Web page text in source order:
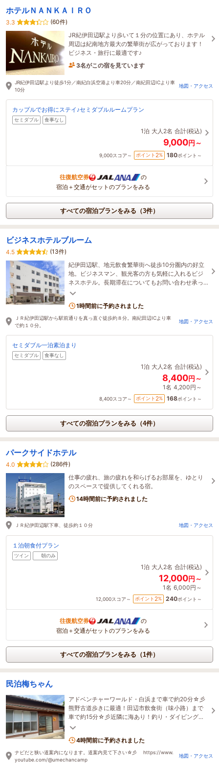
ホテルＮＡＮＫＡＩＲＯ
3.3
(60件)
JR紀伊田辺駅より歩いて１分の位置にあり、ホテル
周辺は紀南地方最大の繁華街が広がっております！
ビジネス・旅行に最適です♪
3名がこの宿を見ています
JR紀伊田辺駅より徒歩1分／南紀白浜空港より車20分／南紀田辺ICより車
10分
地図・アクセス
カップルでお得にステイ♪セミダブルルームプラン
セミダブル 食事なし
1泊 大人2名 合計(税込)
9,000円～
9,000スコア～ ポイント 2% 180ポイント～
往復航空券
の
宿泊＋交通がセットのプランをみる
すべての宿泊プランをみる（3件）
ビジネスホテルブルーム
4.5
(13件)
紀伊田辺駅、地元飲食繁華街へ徒歩10分圏内の好立
地。ビジネスマン、観光客の方も気軽に入れるビジ
ネスホテル。長期滞在についてもお問い合わせ承っ
ております。2024年10月リニューアル
1時間前に予約されました
ＪＲ紀伊田辺駅から駅前通りを真っ直ぐ徒歩約８分。南紀田辺ICより車
で約１０分。
地図・アクセス
セミダブル一泊素泊まり
セミダブル 食事なし
1泊 大人2名 合計(税込)
8,400円～
1名 4,200円～
8,400スコア～ ポイント 2% 168ポイント～
すべての宿泊プランをみる（4件）
パークサイドホテル
4.0
(286件)
仕事の疲れ、旅の疲れを和らげるお部屋を、ゆとり
のスペースで提供してくれる宿。
14時間前に予約されました
ＪＲ紀伊田辺駅下車、徒歩約１０分 地図・アクセス
１泊朝食付プラン
ツイン 朝のみ
1泊 大人2名 合計(税込)
12,000円～
1名 6,000円～
12,000スコア～ ポイント 2% 240ポイント～
往復航空券
の
宿泊＋交通がセットのプランをみる
すべての宿泊プランをみる（1件）
民泊梅ちゃん
アドベンチャーワールド・白浜まで車で約20分☆彡
熊野古道歩きに最適！田辺市飲食街（味小路）まで
車で約15分☆彡近隣に海あり！釣り・ダイビング・
マリンスポーツ☆彡1棟貸しの小さな宿☆彡最大5名
4時間前に予約されました
ナビだと狭い道案内になります。道案内見て下さい☆彡 https://www.
youtube.com/@umechancamp
地図・アクセス